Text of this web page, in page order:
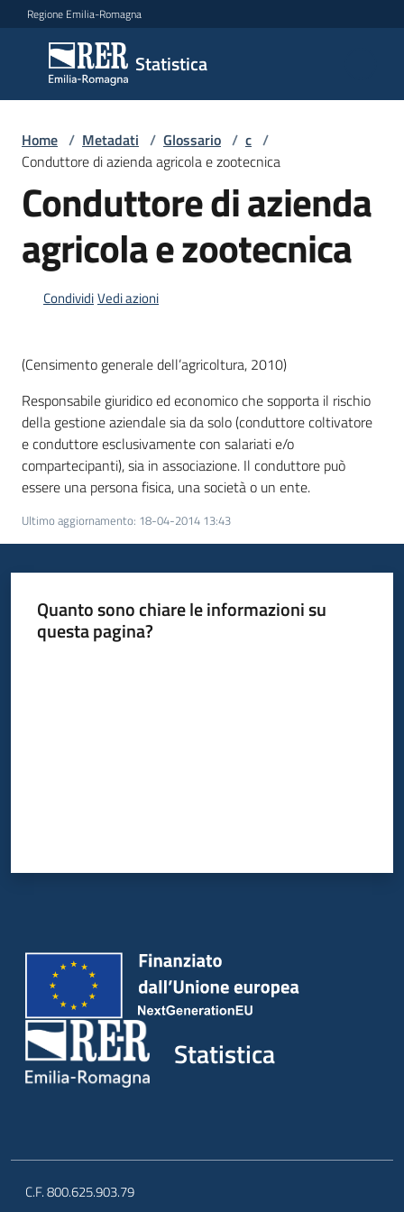
Vai al contenuto
Vai alla navigazione
Vai al footer
Regione Emilia-Romagna
Statistica
Statistica
Novità
Dati
Statistiche
per
temi
Metadati
Home / Metadati / Glossario / c /
Conduttore di azienda agricola e zootecnica
Conduttore di azienda
agricola e zootecnica
CondividiVedi azioni
(Censimento generale dell’agricoltura, 2010)
Responsabile giuridico ed economico che sopporta il rischio
della gestione aziendale sia da solo (conduttore coltivatore
e conduttore esclusivamente con salariati e/o
compartecipanti), sia in associazione. Il conduttore può
essere una persona fisica, una società o un ente.
Ultimo aggiornamento: 18-04-2014 13:43
Quanto sono chiare le informazioni su
questa pagina?
Statistica
C.F. 800.625.903.79